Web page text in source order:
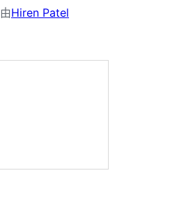
由Hiren Patel